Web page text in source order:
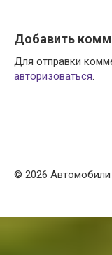
Добавить
Для отправки
авторизоваться.
© 2026 Автомобили